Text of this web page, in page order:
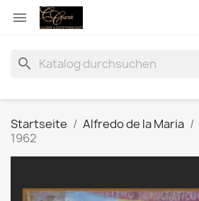

search
Startseite Alfredo de la Maria
1962